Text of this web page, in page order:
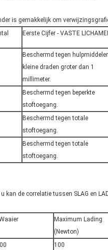
is gemakkelijk om
Eerste Cijfer - VASTE
Beschermd tegen
kleine draden groter dan 1
millimeter.
Beschermd tegen beperkte
stoftoegang.
Beschermd tegen totale
stoftoegang.
Beschermd tegen totale
stoftoegang.
kan de correlatie tussen SLAG en
Maximum Lading
(Newton)
100